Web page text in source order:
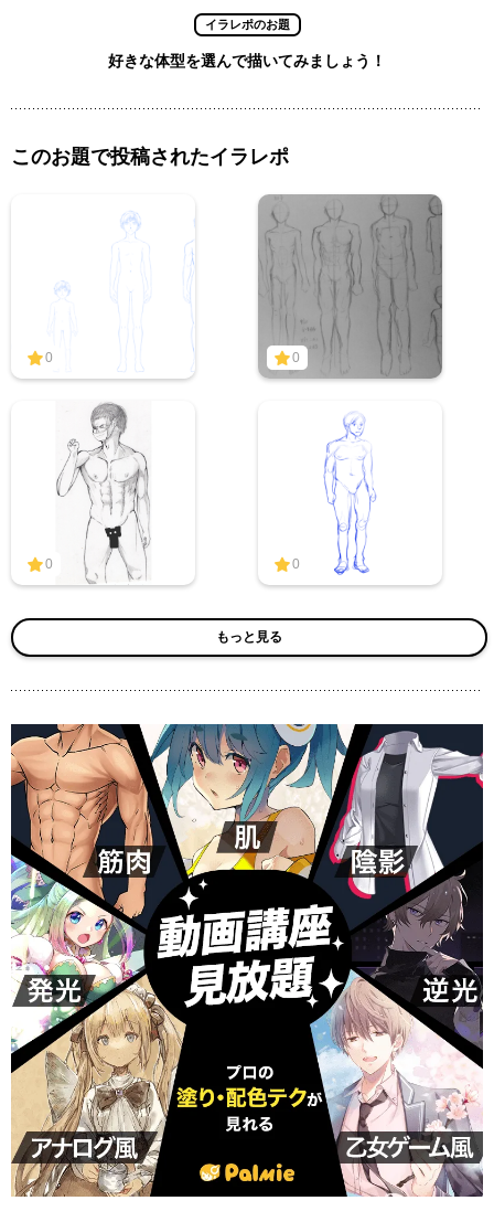
イラレポのお題
好きな体型を選んで描いてみましょう！
このお題で投稿されたイラレポ
0 0
0 0
もっと見る